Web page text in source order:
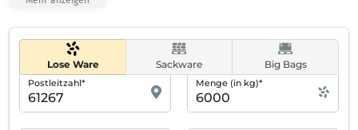
Lose Ware Sackware Big Bags
Postleitzahl* Menge (in kg)*